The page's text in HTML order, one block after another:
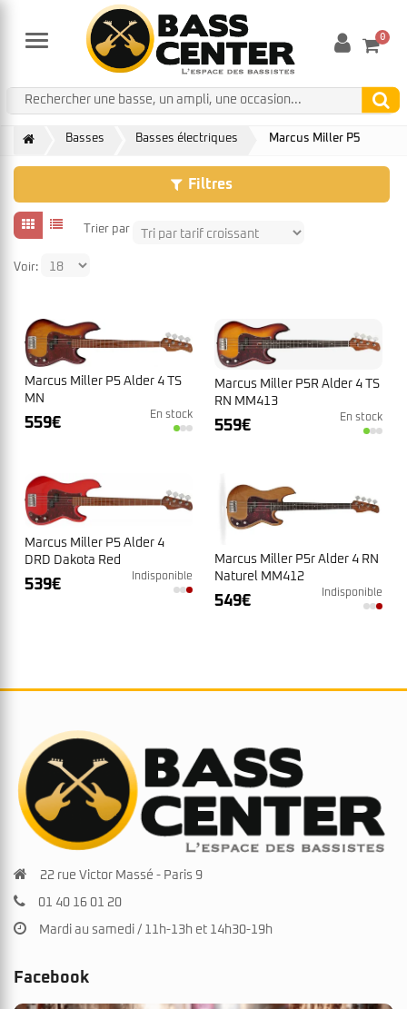
Menu 0
Basses Basses électriques Marcus Miller P5
Filtres
Trier par
Voir:
Marcus Miller P5 Alder 4 TS
MN
559€ En stock
Marcus Miller P5R Alder 4 TS
RN MM413
559€ En stock
Marcus Miller P5 Alder 4
DRD Dakota Red
539€ Indisponible
Marcus Miller P5r Alder 4 RN
Naturel MM412
549€ Indisponible
22 rue Victor Massé - Paris 9
01 40 16 01 20
Mardi au samedi / 11h-13h et 14h30-19h
Facebook